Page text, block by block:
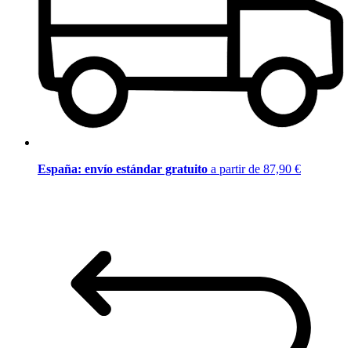
España: envío estándar gratuito a partir de 87,90 €